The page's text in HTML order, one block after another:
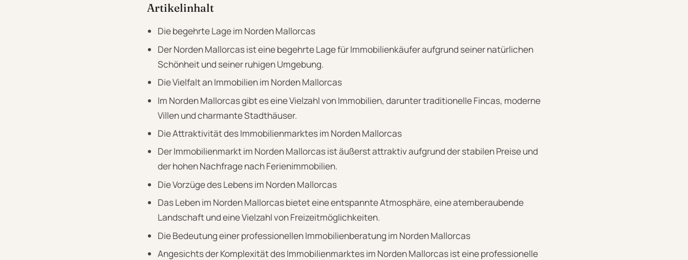
Artikelinhalt
Die begehrte Lage im Norden Mallorcas
Der Norden Mallorcas ist eine begehrte Lage für Immobilienkäufer aufgrund seiner natürlichen
Schönheit und seiner ruhigen Umgebung.
Die Vielfalt an Immobilien im Norden Mallorcas
Im Norden Mallorcas gibt es eine Vielzahl von Immobilien, darunter traditionelle Fincas, moderne
Villen und charmante Stadthäuser.
Die Attraktivität des Immobilienmarktes im Norden Mallorcas
Der Immobilienmarkt im Norden Mallorcas ist äußerst attraktiv aufgrund der stabilen Preise und
der hohen Nachfrage nach Ferienimmobilien.
Die Vorzüge des Lebens im Norden Mallorcas
Das Leben im Norden Mallorcas bietet eine entspannte Atmosphäre, eine atemberaubende
Landschaft und eine Vielzahl von Freizeitmöglichkeiten.
Die Bedeutung einer professionellen Immobilienberatung im Norden Mallorcas
Angesichts der Komplexität des Immobilienmarktes im Norden Mallorcas ist eine professionelle